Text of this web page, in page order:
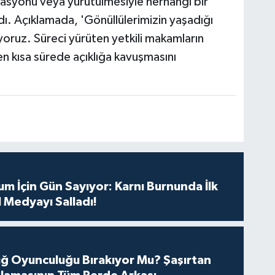
Açıklamada, 'Gönüllülerimizin yaşadığı
Süreci yürüten yetkili makamların
kısa sürede açıklığa kavuşmasını
İçin Gün Sayıyor: Karnı Burnunda İlk
Salladı!
Oyunculuğu Bırakıyor Mu? Şaşırtan